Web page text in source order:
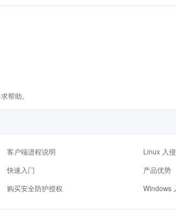
帮助。
客户端进程说明
Linux 入
快速入门
产品优势
购买安全防护授权 Windows